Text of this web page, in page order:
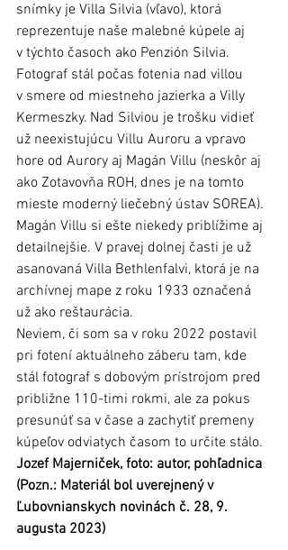
snímky je Villa Silvia (vľavo), ktorá
reprezentuje naše malebné kúpele aj
v týchto časoch ako Penzión Silvia.
Fotograf stál počas fotenia nad villou
v smere od miestneho jazierka a Villy
Kermeszky. Nad Silviou je trošku vidieť
už neexistujúcu Villu Auroru a vpravo
hore od Aurory aj Magán Villu (neskôr aj
ako Zotavovňa ROH, dnes je na tomto
mieste moderný liečebný ústav SOREA).
Magán Villu si ešte niekedy priblížime aj
detailnejšie. V pravej dolnej časti je už
asanovaná Villa Bethlenfalvi, ktorá je na
archívnej mape z roku 1933 označená
už ako reštaurácia.
Neviem, či som sa v roku 2022 postavil
pri fotení aktuálneho záberu tam, kde
stál fotograf s dobovým prístrojom pred
približne 110-timi rokmi, ale za pokus
presunúť sa v čase a zachytiť premeny
kúpeľov odviatych časom to určite stálo.
Jozef Majerniček, foto: autor, pohľadnica
(Pozn.: Materiál bol uverejnený v
Ľubovnianskych novinách č. 28, 9.
augusta 2023)